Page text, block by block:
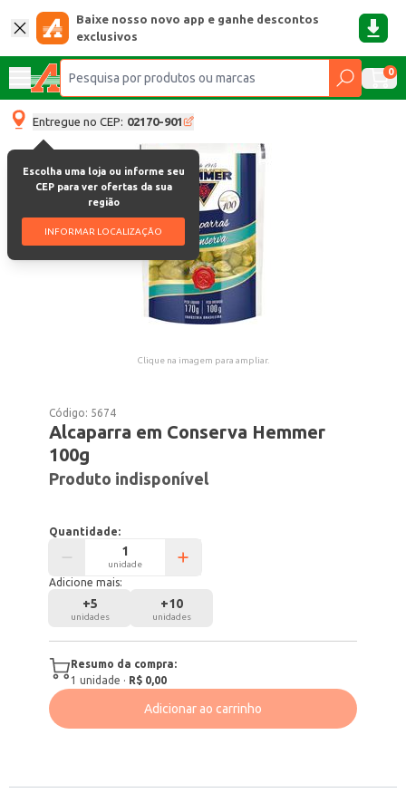
Baixe nosso novo app e ganhe descontos
exclusivos
0
Entregue no CEP: 02170-901
Escolha uma loja ou informe seu
CEP para ver ofertas da sua
região
INFORMAR LOCALIZAÇÃO
Clique na imagem para ampliar.
Código: 5674
Alcaparra em Conserva Hemmer
100g
Produto indisponível
Quantidade:
unidade
Adicione mais:
+5
unidades
+10
unidades
Resumo da compra:
1 unidade · R$ 0,00
Adicionar ao carrinho